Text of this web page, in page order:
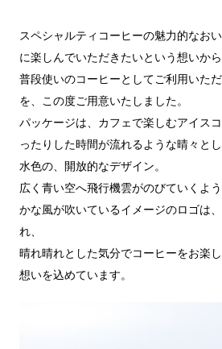
スペシャルティコーヒーの魅力的なお
に楽しんでいただきたいという想いから
普段使いのコーヒーとしてご利用いた
を、この度ご用意いたしました。
パッケージは、カフェで楽しむアイス
ったりした時間が流れるような晴々と
水色の、開放的なデザイン。
広く青い空へ飛行機雲がのびていくよ
かな風が吹いているイメージのロゴは
れ、
晴れ晴れとした気分でコーヒーをお楽
想いを込めています。